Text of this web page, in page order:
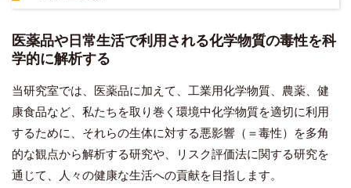
医薬品や日常生活で利用される化学物質の毒性を科
学的に解析する
当研究室では、医薬品に加えて、工業用化学物質、農薬、健
康食品など、私たちを取り巻く環境中化学物質を適切に利用
するために、それらの生体に対する悪影響（＝毒性）を多角
的な観点から解析する研究や、リスク評価法に関する研究を
通じて、人々の健康な生活への貢献を目指します。